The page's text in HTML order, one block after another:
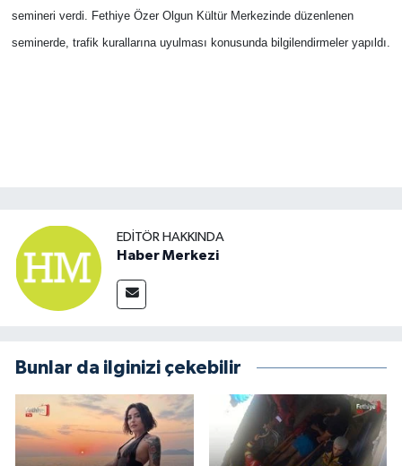
semineri verdi. Fethiye Özer Olgun Kültür Merkezinde düzenlenen
seminerde, trafik kurallarına uyulması konusunda bilgilendirmeler yapıldı.
EDITÖR HAKKINDA
Haber Merkezi
Bunlar da ilginizi çekebilir